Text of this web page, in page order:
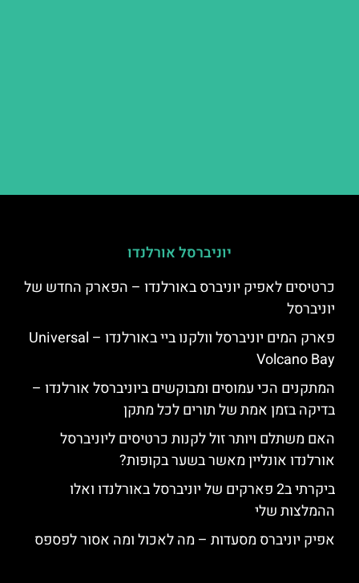
יוניברסל אורלנדו
כרטיסים לאפיק יוניברס באורלנדו – הפארק החדש של
יוניברסל
פארק המים יוניברסל וולקנו ביי באורלנדו – Universal
Volcano Bay
המתקנים הכי עמוסים ומבוקשים ביוניברסל אורלנדו –
בדיקה בזמן אמת של תורים לכל מתקן
האם משתלם ויותר זול לקנות כרטיסים ליוניברסל
אורלנדו אונליין מאשר בשער בקופות?
ביקרתי ב2 פארקים של יוניברסל באורלנדו ואלו
ההמלצות שלי
אפיק יוניברס מסעדות – מה לאכול ומה אסור לפספס